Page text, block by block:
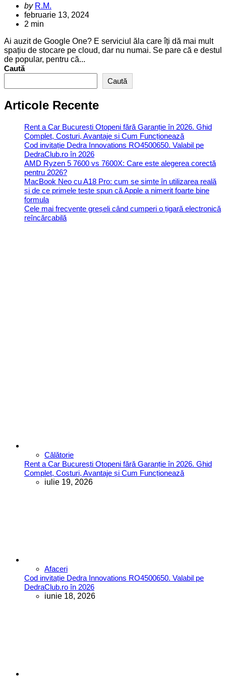
Posted
by
by R.M.
februarie 13, 2024
2 min
Ai auzit de Google One? E serviciul ăla care îți dă mai mult
spațiu de stocare pe cloud, dar nu numai. Se pare că e destul
de popular, pentru că...
Caută
Caută
Articole Recente
Rent a Car București Otopeni fără Garanție în 2026. Ghid
Complet, Costuri, Avantaje și Cum Funcționează
Cod invitație Dedra Innovations RO4500650. Valabil pe
DedraClub.ro în 2026
AMD Ryzen 5 7600 vs 7600X: Care este alegerea corectă
pentru 2026?
MacBook Neo cu A18 Pro: cum se simte în utilizarea reală
și de ce primele teste spun că Apple a nimerit foarte bine
formula
Cele mai frecvente greșeli când cumperi o țigară electronică
reîncărcabilă
Călătorie
Rent a Car București Otopeni fără Garanție în 2026. Ghid
Complet, Costuri, Avantaje și Cum Funcționează
iulie 19, 2026
Afaceri
Cod invitație Dedra Innovations RO4500650. Valabil pe
DedraClub.ro în 2026
iunie 18, 2026